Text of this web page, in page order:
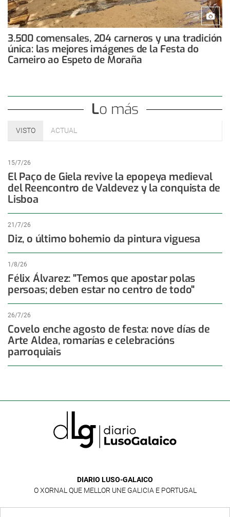
3.500 comensales, 204 carneros y una tradición
única: las mejores imágenes de la Festa do
Carneiro ao Espeto de Moraña
Lo más
VISTO ACTUAL
15/7/26
El Paço de Giela revive la epopeya medieval
del Reencontro de Valdevez y la conquista de
Lisboa
21/7/26
Diz, o último bohemio da pintura viguesa
1/8/26
Félix Álvarez: "Temos que apostar polas
persoas; deben estar no centro de todo"
26/7/26
Covelo enche agosto de festa: nove días de
Arte Aldea, romarías e celebracións
parroquiais
DIARIO LUSO-GALAICO
O XORNAL QUE MELLOR UNE GALICIA E PORTUGAL